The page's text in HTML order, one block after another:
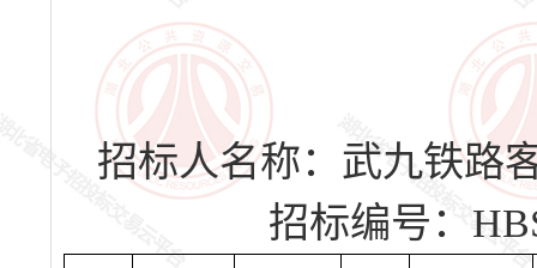
招标人名称： 武九铁路
招标编号：